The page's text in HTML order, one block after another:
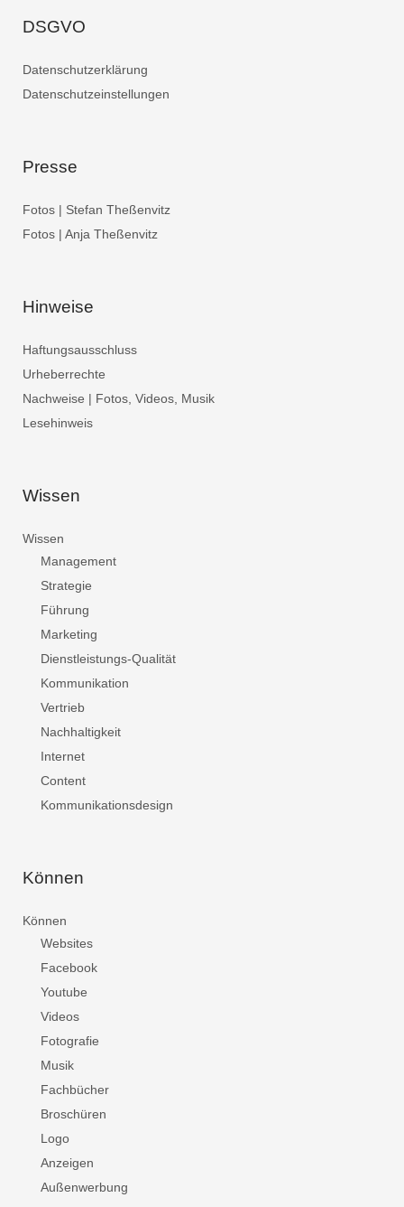
DSGVO
Datenschutzerklärung
Datenschutzeinstellungen
Presse
Fotos | Stefan Theßenvitz
Fotos | Anja Theßenvitz
Hinweise
Haftungsausschluss
Urheberrechte
Nachweise | Fotos, Videos, Musik
Lesehinweis
Wissen
Wissen
Management
Strategie
Führung
Marketing
Dienstleistungs-Qualität
Kommunikation
Vertrieb
Nachhaltigkeit
Internet
Content
Kommunikationsdesign
Können
Können
Websites
Facebook
Youtube
Videos
Fotografie
Musik
Fachbücher
Broschüren
Logo
Anzeigen
Außenwerbung